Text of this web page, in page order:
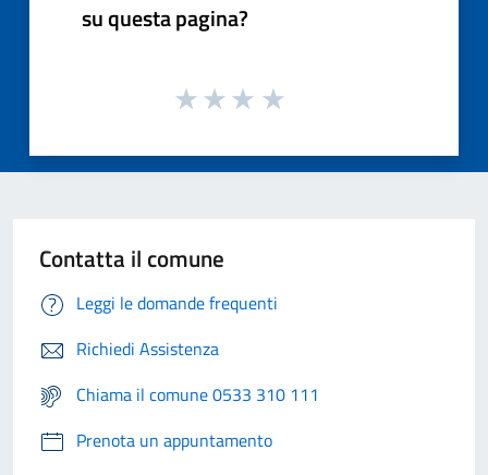
su questa pagina?
Contatta il comune
Leggi le domande frequenti
Richiedi Assistenza
Chiama il comune 0533 310 111
Prenota un appuntamento